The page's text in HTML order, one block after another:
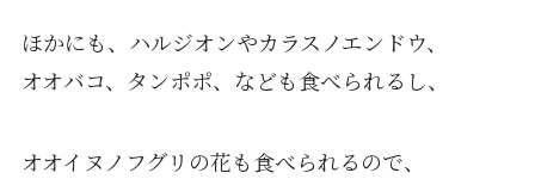
ほかにも、ハルジオンやカラスノエンドウ、
オオバコ、タンポポ、なども食べられるし、
オオイヌノフグリの花も食べられるので、